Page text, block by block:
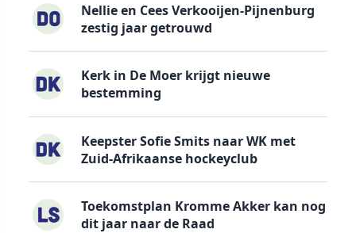
Nellie en Cees Verkooijen-Pijnenburg
zestig jaar getrouwd
Kerk in De Moer krijgt nieuwe
bestemming
Keepster Sofie Smits naar WK met
Zuid-Afrikaanse hockeyclub
Toekomstplan Kromme Akker kan nog
dit jaar naar de Raad